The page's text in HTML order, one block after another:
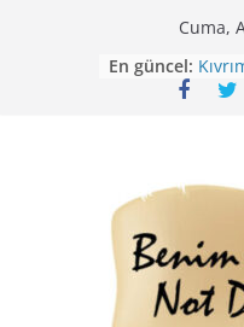
Cuma,
En güncel: